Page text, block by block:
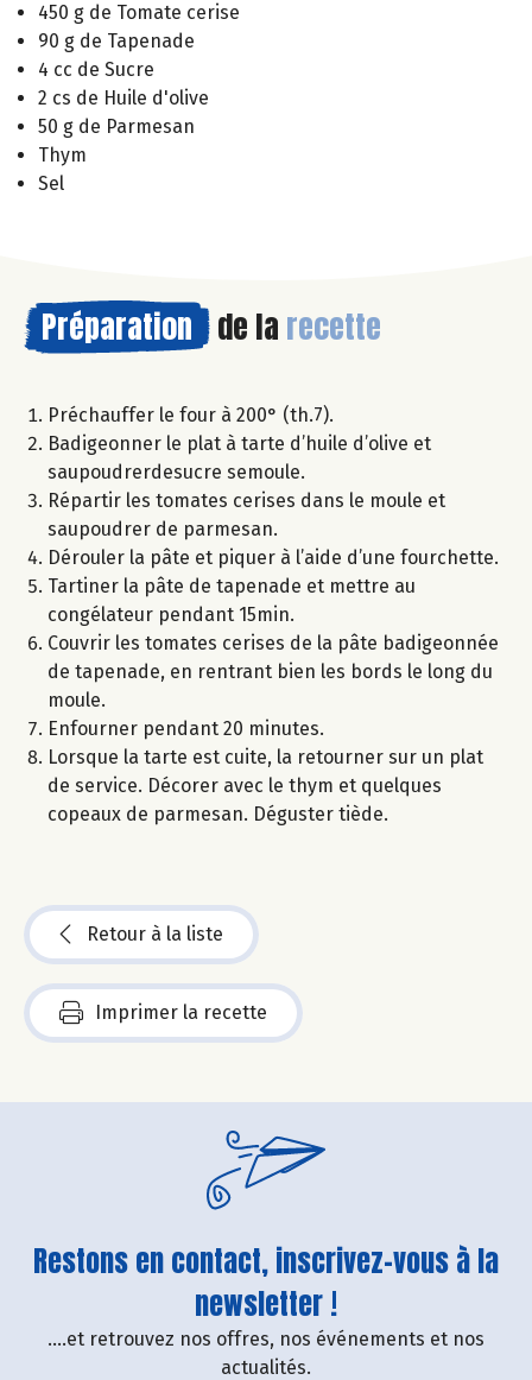
450 g de Tomate cerise
90 g de Tapenade
4 cc de Sucre
2 cs de Huile d'olive
50 g de Parmesan
Thym
Sel
Préparation de la recette
Préchauffer le four à 200° (th.7).
Badigeonner le plat à tarte d’huile d’olive et
saupoudrerdesucre semoule.
Répartir les tomates cerises dans le moule et
saupoudrer de parmesan.
Dérouler la pâte et piquer à l’aide d’une fourchette.
Tartiner la pâte de tapenade et mettre au
congélateur pendant 15min.
Couvrir les tomates cerises de la pâte badigeonnée
de tapenade, en rentrant bien les bords le long du
moule.
Enfourner pendant 20 minutes.
Lorsque la tarte est cuite, la retourner sur un plat
de service. Décorer avec le thym et quelques
copeaux de parmesan. Déguster tiède.
Retour à la liste
Imprimer la recette
Restons en contact, inscrivez-vous à la
newsletter !
....et retrouvez nos offres, nos événements et nos
actualités.